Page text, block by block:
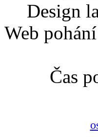
Design
Web
Čas